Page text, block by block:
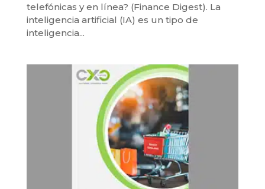
telefónicas y en línea? (Finance Digest). La
inteligencia artificial (IA) es un tipo de
inteligencia...